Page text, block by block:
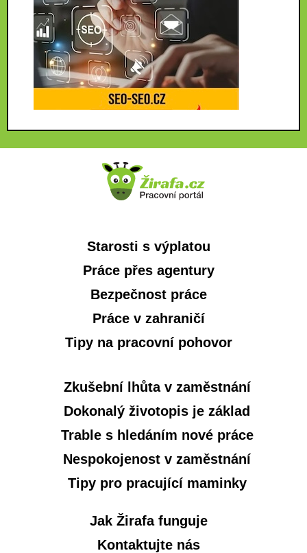
Starosti s výplatou
Práce přes agentury
Bezpečnost práce
Práce v zahraničí
Tipy na pracovní pohovor
Zkušební lhůta v zaměstnání
Dokonalý životopis je základ
Trable s hledáním nové práce
Nespokojenost v zaměstnání
Tipy pro pracující maminky
Jak Žirafa funguje
Kontaktujte nás